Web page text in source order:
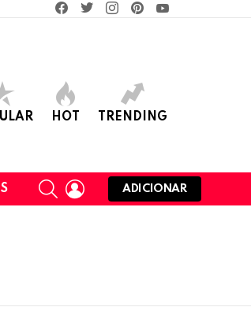
HOT TRENDING
SEARCHLOGIN
ADICIONAR